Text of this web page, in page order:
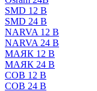
SMD 12 В
SMD 24 В
NARVA 12 В
NARVA 24 В
МАЯК 12 В
МАЯК 24 В
COB 12 В
COB 24 В